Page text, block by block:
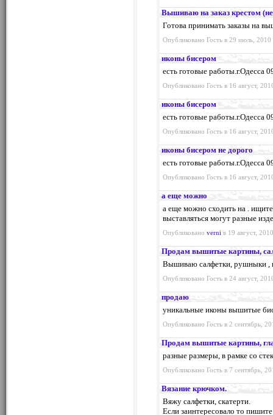
Вышиваю на заказ крестом
Готова принимать заказы на
Опубликовано Гость в 29 июль,
иконы бисером
есть готовые работы.г.Одесса
Опубликовано Гость в 16 август,
иконы бисером
есть готовые работы.г.Одесса
Опубликовано Гость в 16 август,
иконы бисером не дорого
есть готовые работы.г.Одесса
Опубликовано Гость в 16 август,
а еще можно
а еще можно сходить на . ищите
выставляться могут разные
Опубликовано verni в 19 август,
Продам вышитые картины,
Вышиваю салфетки, рушныки ,
Опубликовано Гость в 24 август,
продаю
уникальные иконы вышитые
Опубликовано Гость в 2 сентябрь,
Продам вышитые картины,
разные размеры, в рамке со
Опубликовано Гость в 7 сентябрь,
Вязание крючком.
Вяжу салфетки, скатерти.
Если заинтересовало то